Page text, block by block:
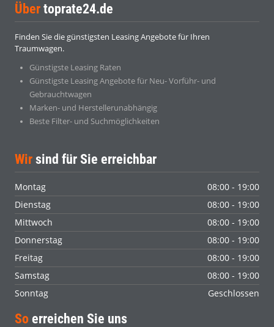
Über toprate24.de
Finden Sie die günstigsten Leasing Angebote für Ihren
Traumwagen.
Günstigste Leasing Raten
Günstigste Leasing Angebote für Neu- Vorführ- und
Gebrauchtwagen
Marken- und Herstellerunabhängig
Beste Filter- und Suchmöglichkeiten
Wir sind für Sie erreichbar
Montag
08:00 - 19:00
Dienstag
08:00 - 19:00
Mittwoch
08:00 - 19:00
Donnerstag
08:00 - 19:00
Freitag
08:00 - 19:00
Samstag
08:00 - 19:00
Sonntag
Geschlossen
So erreichen Sie uns